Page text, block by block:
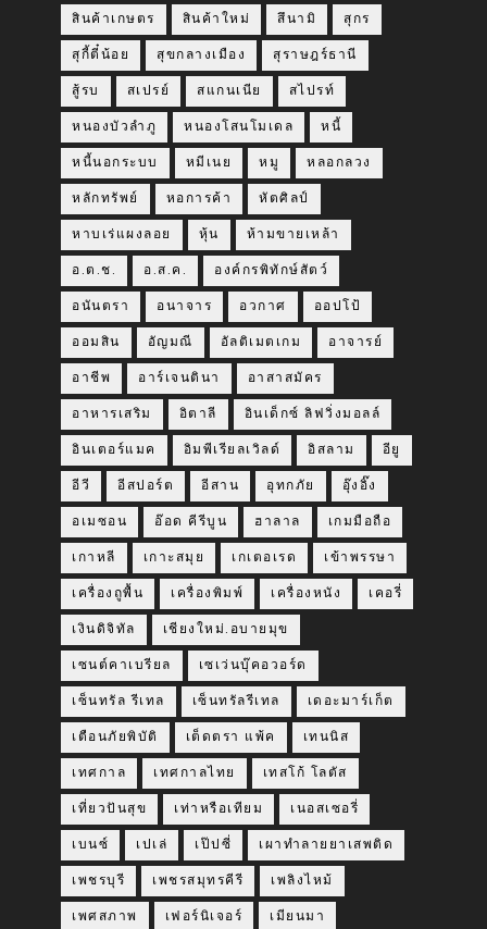
สินค้าเกษตร สินค้าใหม่ สึนามิ สุกร
สุกี้ตี๋น้อย สุขกลางเมือง สุราษฎร์ธานี
สู้รบ สเปรย์ สแกนเนีย สไปรท์
หนองบัวลำภู หนองโสนโมเดล หนี้
หนี้นอกระบบ หมีเนย หมู หลอกลวง
หลักทรัพย์ หอการค้า หัตศิลป์
หาบเร่แผงลอย หุ้น ห้ามขายเหล้า
อ.ต.ช. อ.ส.ค. องค์กรพิทักษ์สัตว์
อนันตรา อนาจาร อวกาศ ออปโป้
ออมสิน อัญมณี อัลติเมตเกม อาจารย์
อาชีพ อาร์เจนตินา อาสาสมัคร
อาหารเสริม อิตาลี อินเด็กซ์ ลิฟวิ่งมอลล์
อินเตอร์แมค อิมพีเรียลเวิลด์ อิสลาม อียู
อีวี อีสปอร์ต อีสาน อุทกภัย อุ๊งอิ๊ง
อเมซอน อ๊อด คีรีบูน ฮาลาล เกมมือถือ
เกาหลี เกาะสมุย เกเตอเรด เข้าพรรษา
เครื่องถูพื้น เครื่องพิมพ์ เครื่องหนัง เคอรี่
เงินดิจิทัล เชียงใหม่.อบายมุข
เซนต์คาเบรียล เซเว่นบุ๊คอวอร์ด
เซ็นทรัล รีเทล เซ็นทรัลรีเทล เดอะมาร์เก็ต
เตือนภัยพิบัติ เต็ดตรา แพ้ค เทนนิส
เทศกาล เทศกาลไทย เทสโก้ โลตัส
เที่ยวปันสุข เท่าหรือเทียม เนอสเซอรี่
เบนซ์ เปเล่ เป๊ปซี่ เผาทำลายยาเสพติด
เพชรบุรี เพชรสมุทรคีรี เพลิงไหม้
เพศสภาพ เฟอร์นิเจอร์ เมียนมา